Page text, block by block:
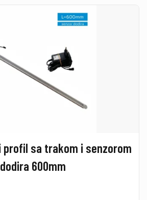
profil sa trakom i senzorom
dodira 600mm